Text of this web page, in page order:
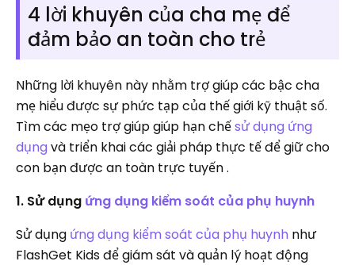
4 lời khuyên của cha mẹ để
đảm bảo an toàn cho trẻ
Những lời khuyên này nhằm trợ giúp các bậc cha
mẹ hiểu được sự phức tạp của thế giới kỹ thuật số.
Tìm các mẹo trợ giúp giúp hạn chếsử dụng ứng
dụng và triển khai các giải pháp thực tế để giữ cho
con bạn được an toàn trực tuyến .
1. Sử dụng ứng dụng kiểm soát của phụ huynh
Sử dụng ứng dụng kiểm soát của phụ huynh như
FlashGet Kids để giám sát và quản lý hoạt động